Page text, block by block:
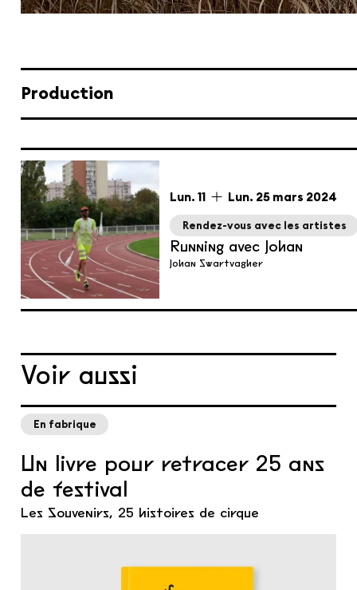
Production
du
lundi
Lun. 11 au
lundi
Lun. 25 mars
mars 2024
Rendez-vous avec les artistes
Running avec Johan
Johan Swartvagher
Voir aussi
En fabrique
Un livre pour retracer 25 ans
de festival
Les Souvenirs, 25 histoires de cirque